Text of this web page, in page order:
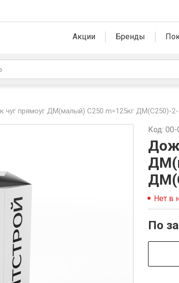
Акции Бренды
чуг прямоуг ДМ(малый) С250 m=125кг ДМ(С250)-
Код:
Нет в
По